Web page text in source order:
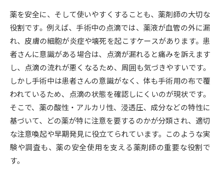
オープンキャンパスなどを調べる
オープンキャンパス検索 実施プログラムから探す
来場型・Web型イベント特集 夢ナビライブ
受験準備 資料検索
志望校・出願校を調べる
薬を安全に、そして使いやすくすることも、薬剤師の大切な
役割です。例えば、手術中の点滴では、薬液が血管の外に漏
れ、皮膚の細胞が炎症や壊死を起こすケースがあります。患
者さんに意識がある場合は、点滴が漏れると痛みを訴えます
し、点滴の流れが悪くなるため、周囲も気づきやすいです。
しかし手術中は患者さんの意識がなく、体も手術用の布で覆
われているため、点滴の状態を確認しにくいのが現状です。
そこで、薬の酸性・アルカリ性、浸透圧、成分などの特性に
基づいて、どの薬が特に注意を要するのかが分類され、適切
な注意喚起や早期発見に役立てられています。このような実
験や調査も、薬の安全使用を支える薬剤師の重要な役割で
す。